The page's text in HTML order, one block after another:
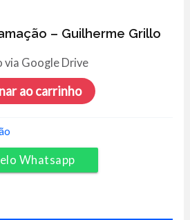
– Guilherme Grillo
via Google Drive
ao carrinho
Whatsapp